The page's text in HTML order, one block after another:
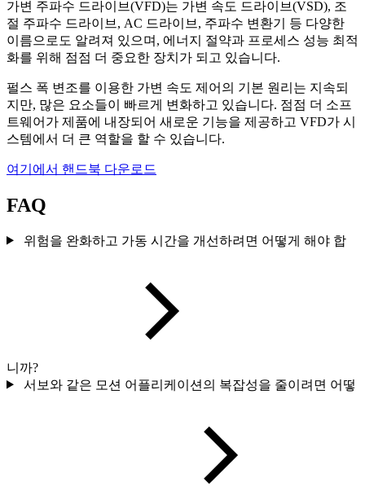
가변 주파수 드라이브(VFD)는 가변 속도 드라이브(VSD), 조
절 주파수 드라이브, AC 드라이브, 주파수 변환기 등 다양한
이름으로도 알려져 있으며, 에너지 절약과 프로세스 성능 최적
화를 위해 점점 더 중요한 장치가 되고 있습니다.
펄스 폭 변조를 이용한 가변 속도 제어의 기본 원리는 지속되
지만, 많은 요소들이 빠르게 변화하고 있습니다. 점점 더 소프
트웨어가 제품에 내장되어 새로운 기능을 제공하고 VFD가 시
스템에서 더 큰 역할을 할 수 있습니다.
여기에서 핸드북 다운로드
FAQ
위험을 완화하고 가동 시간을 개선하려면 어떻게 해야 합
니까?
서보와 같은 모션 어플리케이션의 복잡성을 줄이려면 어떻